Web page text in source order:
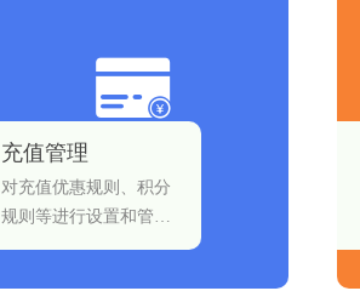
充值管理
对充值优惠规则、积分
规则等进行设置和管
理。